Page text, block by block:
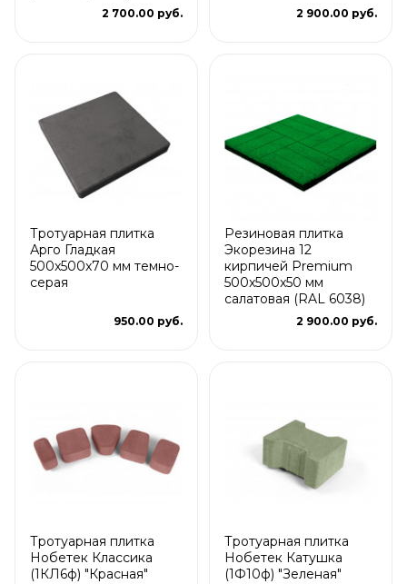
2 700.00 руб. 2 900.00 руб.
Тротуарная плитка
Арго Гладкая
500x500x70 мм темно-
серая
950.00 руб.
Резиновая плитка
Экорезина 12
кирпичей Premium
500x500x50 мм
салатовая (RAL 6038)
2 900.00 руб.
Тротуарная плитка
Нобетек Классика
(1КЛ6ф) "Красная"
Тротуарная плитка
Нобетек Катушка
(1Ф10ф) "Зеленая"